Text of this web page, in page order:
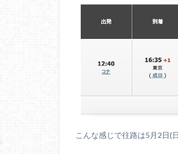
こんな感じで往路は5月2日(